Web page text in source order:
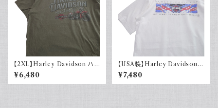
【2XL】Harley Davidson ハ
ーレーダビッドソン プリントTシ
ャツ 古着 カーキグリーン
¥6,480
【USA製】Harley Davidson
ハーレーダビッドソン プリントT
シャツ 古着 ホワイト 白 2002
年 100周年
¥7,480